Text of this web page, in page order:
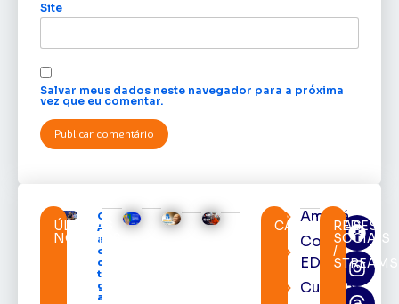
Site
Salvar meus dados neste navegador para a próxima
vez que eu comentar.
ÚLTIMAS
NOTÍCIAS
Governo do
Amapá
amplia
oferta de
cursos
técnicos e
garante
auxílio
CATEGORIAS
Amapá
Cortes
EDcast
Cultura
REDES
SOCIAIS
/
STREAMS